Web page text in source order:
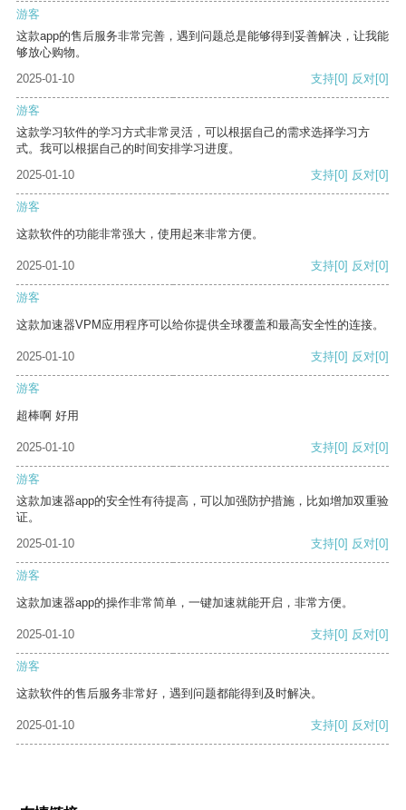
游客
这款app的售后服务非常完善，遇到问题总是能够得到妥善解决，让我能
够放心购物。
2025-01-10
支持[0] 反对[0]
游客
这款学习软件的学习方式非常灵活，可以根据自己的需求选择学习方
式。我可以根据自己的时间安排学习进度。
2025-01-10
支持[0] 反对[0]
游客
这款软件的功能非常强大，使用起来非常方便。
2025-01-10 支持[0] 反对[0]
游客
这款加速器VPM应用程序可以给你提供全球覆盖和最高安全性的连接。
2025-01-10 支持[0] 反对[0]
游客
超棒啊 好用
2025-01-10 支持[0] 反对[0]
游客
这款加速器app的安全性有待提高，可以加强防护措施，比如增加双重验
证。
2025-01-10
支持[0] 反对[0]
游客
这款加速器app的操作非常简单，一键加速就能开启，非常方便。
2025-01-10 支持[0] 反对[0]
游客
这款软件的售后服务非常好，遇到问题都能得到及时解决。
2025-01-10 支持[0] 反对[0]